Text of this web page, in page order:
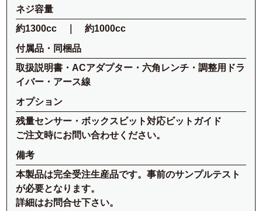
ネジ容量
約1300cc ｜ 約1000cc
付属品・同梱品
取扱説明書・ACアダプター・六角レンチ・調整用ドラ
イバー・アース線
オプション
残量センサー・ボックスビット対応ビットガイド
ご注文時にお問い合わせください。
備考
本製品は完全受注生産品です。事前のサンプルテスト
が必要となります。
詳細はお問合せ下さい。